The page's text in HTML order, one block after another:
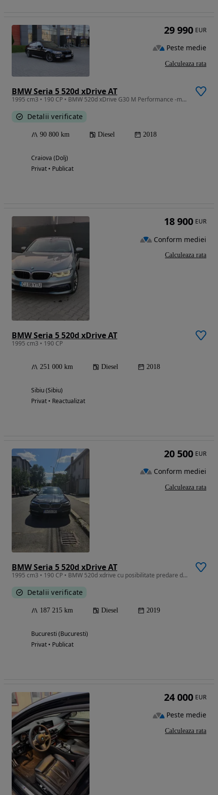
BMW Seria 5 520d xDrive AT
1995 cm3 • 190 CP • BMW 520d xDrive G30 M Performance -masina personala cumparata din 2019
Detalii verificate
90 800 km Diesel 2018
Craiova (Dolj)
Privat • Publicat
29 990 EUR
Peste medie
Calculeaza rata
BMW Seria 5 520d xDrive AT
1995 cm3 • 190 CP
251 000 km Diesel 2018
Sibiu (Sibiu)
Privat • Reactualizat
18 900 EUR
Conform mediei
Calculeaza rata
BMW Seria 5 520d xDrive AT
1995 cm3 • 190 CP • BMW 520d xdrive cu posibilitate predare de leasing sau achiziționare d
Detalii verificate
187 215 km Diesel 2019
Bucuresti (Bucuresti)
Privat • Publicat
20 500 EUR
Conform mediei
Calculeaza rata
24 000 EUR
Peste medie
Calculeaza rata